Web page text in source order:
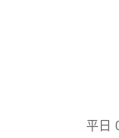
平日